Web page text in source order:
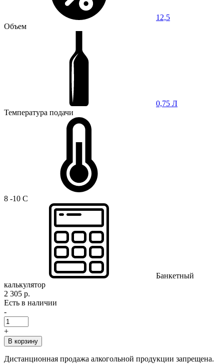
12,5
Объем
0,75 Л
Температура подачи
8 -10 C
Банкетный
калькулятор
2 305 р.
Есть в наличии
-
+
В корзину
Дистанционная продажа алкогольной продукции запрещена.